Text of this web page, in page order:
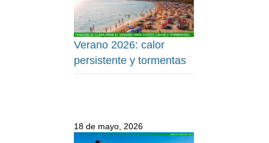
Verano 2026: calor
persistente y tormentas
18 de mayo, 2026